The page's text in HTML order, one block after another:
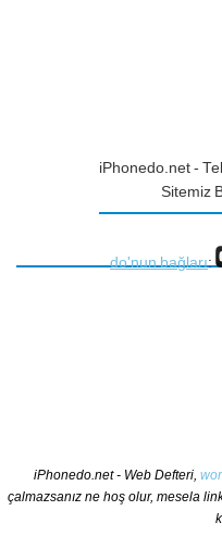
iPhonedo.net -
Sitemiz
do'nun bağları:
iPhonedo.net - Web Defteri,
çalmazsanız ne hoş olur, mesela